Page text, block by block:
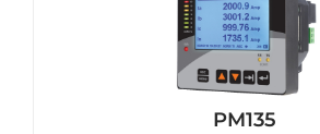
PM135